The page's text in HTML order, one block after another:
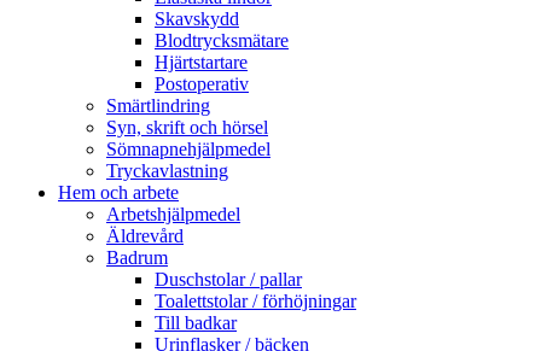
Skavskydd
Blodtrycksmätare
Hjärtstartare
Postoperativ
Smärtlindring
Syn, skrift och hörsel
Sömnapnehjälpmedel
Tryckavlastning
Hem och arbete
Arbetshjälpmedel
Äldrevård
Badrum
Duschstolar / pallar
Toalettstolar / förhöjningar
Till badkar
Urinflasker / bäcken